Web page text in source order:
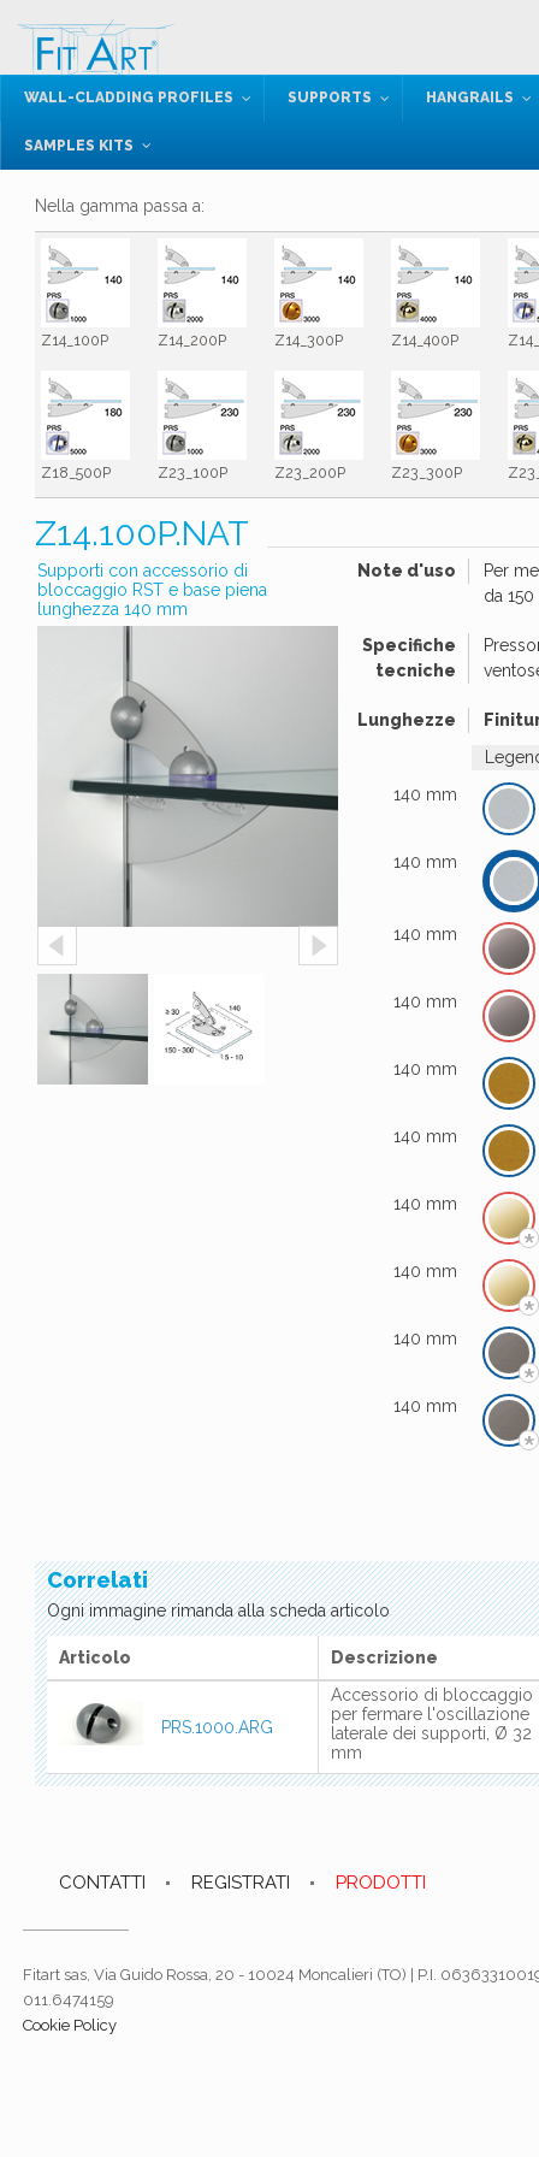
WALL-CLADDING PROFILES SUPPORTS HANGRAILS
SAMPLES KITS
Nella gamma passa a:
Z14_100P Z14_200P Z14_300P Z14_400P
Z18_500P Z23_100P Z23_200P Z23_300P
Z14.100P.NAT
Supporti con accessorio di
bloccaggio RST e base piena
lunghezza 140 mm
Note d'uso
Per
da
Specifiche
tecniche
Lunghezze
140 mm
140 mm
140 mm
140 mm
140 mm
140 mm
140 mm
*
140 mm
*
140 mm
*
140 mm
*
Correlati
Ogni immagine rimanda alla scheda articolo
Articolo Descrizione
PRS.1000.ARG
Accessorio di bloccaggio
per fermare l'oscillazione
laterale dei supporti, Ø 32
mm
CONTATTI REGISTRATI PRODOTTI
Fitart sas, Via Guido Rossa, 20 - 10024 Moncalieri (TO) | P.I.
011.6474159
Cookie Policy